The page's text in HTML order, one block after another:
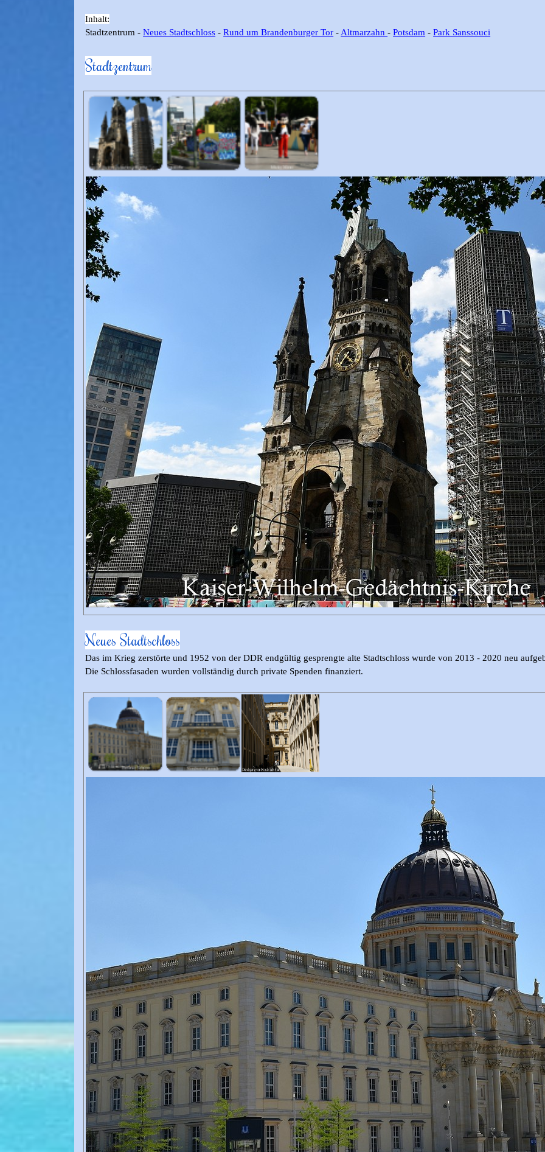
Inhalt:
Stadtzentrum -Neues Stadtschloss -Rund um Brandenburger Tor - Altmarzahn-Potsdam -Park Sanssouci
Stadtzentrum
Neues Stadtschloss
Das im Krieg zerstörte und 1952 von der DDR endgültig gesprengte alte Stadtschloss wurde von 2013 - 2020 neu
Die Schlossfasaden wurden vollständig durch private Spenden finanziert.